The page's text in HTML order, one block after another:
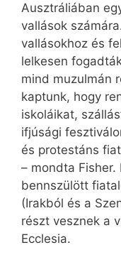
Ausztráliában
vallások
vallásokhoz és
lelkesen
mind muzulmán
kaptunk, hogy
iskoláikat,
ifjúsági
és protestáns
– mondta Fisher.
bennszülött
(Irakból és a
részt vesznek a
Ecclesia.